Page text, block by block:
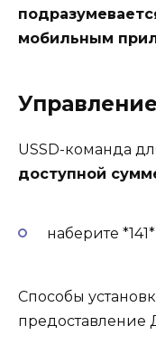
мобильным
Управление
USSD-команда
доступной
наберите
Способы
предоставление